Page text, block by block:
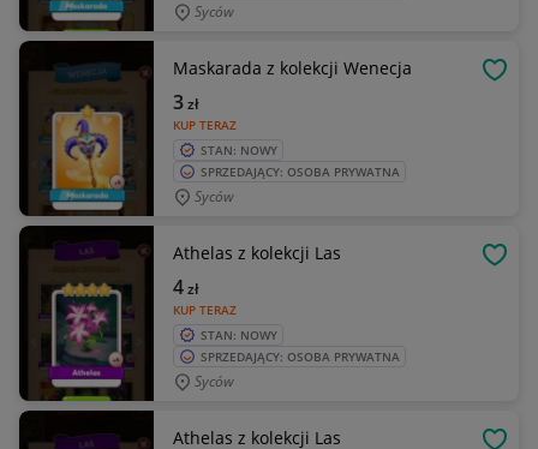
Syców
Maskarada z kolekcji Wenecja
KUP TERAZ
3zł
STAN: NOWY
SPRZEDAJĄCY: OSOBA PRYWATNA
Syców
Athelas z kolekcji Las
KUP TERAZ
4zł
STAN: NOWY
SPRZEDAJĄCY: OSOBA PRYWATNA
Syców
Athelas z kolekcji Las